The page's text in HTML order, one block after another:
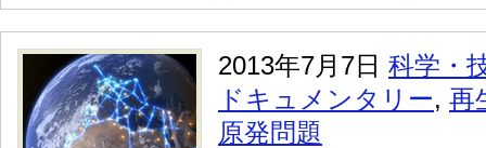
2013年7月7日 科学・
ドキュメンタリー, 再
原発問題